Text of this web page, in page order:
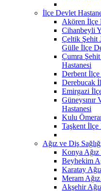
İlçe Devlet
Akören İlçe
Cihanbeyli
Çeltik Şehit
Gülle İlçe
Çumra
Hastanesi
Derbent İlçe
Derebucak
Emirgazi
Güneysınır
Hastanesi
Kulu
Taşkent İlçe
Ağız ve Diş
Konya Ağız
Beyhekim
Karatay
Meram
Akşehir